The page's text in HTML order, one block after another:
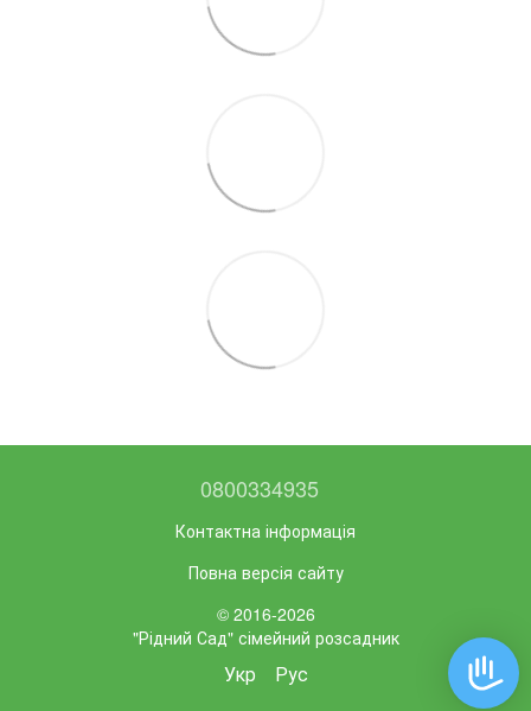
0800334935
Контактна інформація
Повна версія сайту
© 2016-2026
"Рідний Сад" сімейний розсадник
Укр Рус